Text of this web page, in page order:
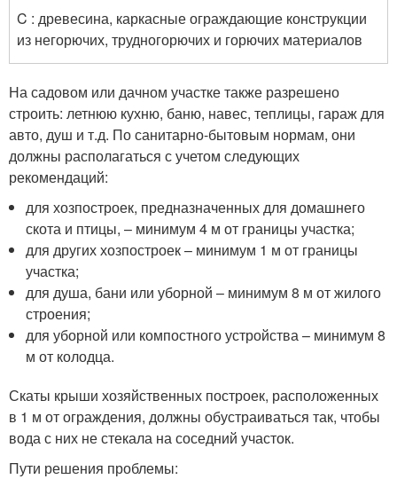
C : древесина, каркасные ограждающие конструкции
из негорючих, трудногорючих и горючих материалов
На садовом или дачном участке также разрешено
строить: летнюю кухню, баню, навес, теплицы, гараж для
авто, душ и т.д. По санитарно-бытовым нормам, они
должны располагаться с учетом следующих
рекомендаций:
для хозпостроек, предназначенных для домашнего
скота и птицы, – минимум 4 м от границы участка;
для других хозпостроек – минимум 1 м от границы
участка;
для душа, бани или уборной – минимум 8 м от жилого
строения;
для уборной или компостного устройства – минимум 8
м от колодца.
Скаты крыши хозяйственных построек, расположенных
в 1 м от ограждения, должны обустраиваться так, чтобы
вода с них не стекала на соседний участок.
Пути решения проблемы: